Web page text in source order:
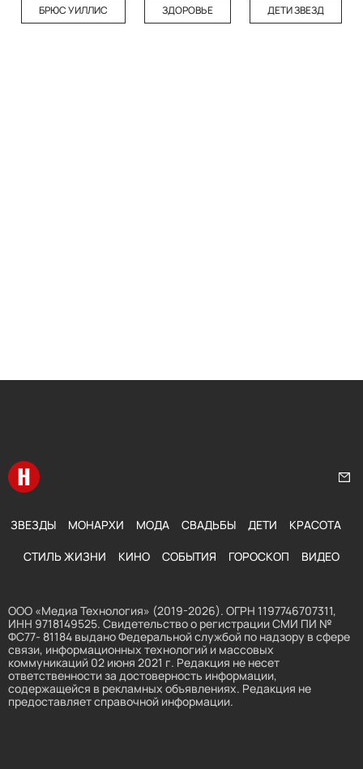
БРЮС УИЛЛИС ЗДОРОВЬЕ ДЕТИ ЗВЕЗД
Перейти на главную
ЗВЕЗДЫ МОНАРХИ МОДА СВАДЬБЫ ДЕТИ КРАСОТА
СТИЛЬ ЖИЗНИ КИНО СОБЫТИЯ ГОРОСКОП ВИДЕО
ООО «Медиа Технология» (2019-2026). ОГРН 1197746707311,
ИНН 9718149525. Свидетельство о регистрации СМИ ПИ №
ФС77- 81184 выдано Федеральной службой по надзору в сфере
связи, информационных технологий и массовых
коммуникаций 02 июня 2021 г. Редакция не несет
ответственности за достоверность информации,
содержащейся в рекламных объявлениях. Редакция не
предоставляет справочной информации.